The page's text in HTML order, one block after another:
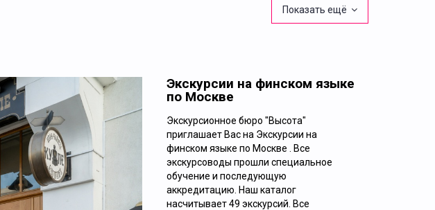
Показать ещё
Ежедневно
ОБЗОРНАЯ ЭКСКУРСИЯ «9 ЛИЦ
НАСТОЯЩЕЙ МОСКВЫ»
Экскурсии на финском языке
по Москве
Экскурсионное бюро "Высота"
приглашает Вас на Экскурсии на
финском языке по Москве . Все
экскурсоводы прошли специальное
обучение и последующую
аккредитацию. Наш каталог
насчитывает 49 экскурсий. Все